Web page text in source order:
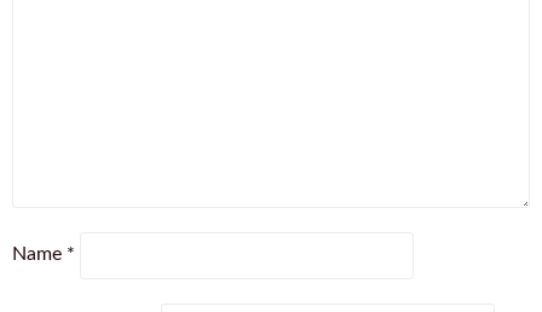
Name *